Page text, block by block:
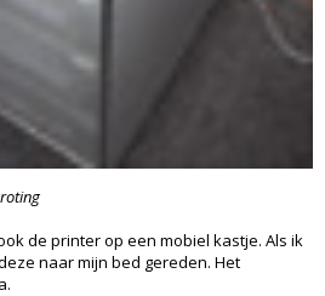
de printer op een mobiel kastje. Als ik
naar mijn bed gereden. Het